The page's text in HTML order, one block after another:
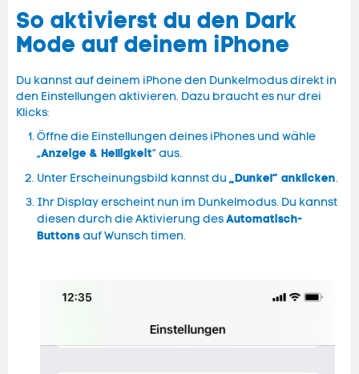
So aktivierst du den Dark
Mode auf deinem iPhone
Du kannst auf deinem iPhone den Dunkelmodus direkt in
den Einstellungen aktivieren. Dazu braucht es nur drei
Klicks:
Öffne die Einstellungen deines iPhones und wähle
„Anzeige & Helligkeit“ aus.
Unter Erscheinungsbild kannst du „Dunkel“ anklicken.
Ihr Display erscheint nun im Dunkelmodus. Du kannst
diesen durch die Aktivierung desAutomatisch-
Buttonsauf Wunsch timen.